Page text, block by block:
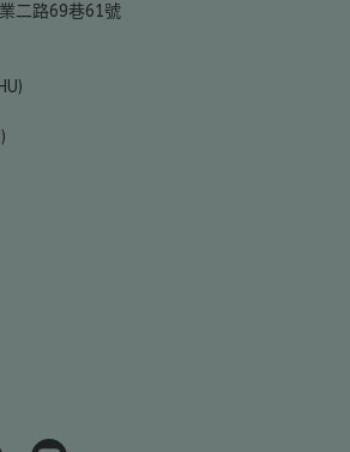
二路69巷61號